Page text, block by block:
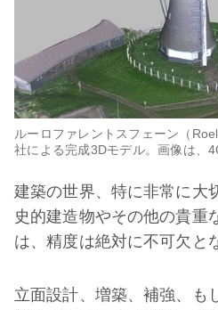
ルーロファレントスフェーン（
社による完成3Dモデル。画像は、
建築の世界、特に非常に大
史的建造物やその他の貴重
は、精度は絶対に不可欠と
立面設計、増築、補強、も